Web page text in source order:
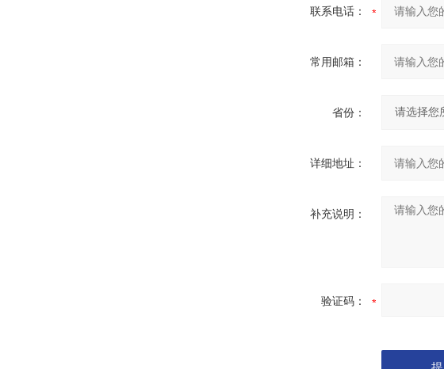
联系电话：
常用邮箱：
省份：
详细地址：
补充说明：
验证码：